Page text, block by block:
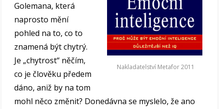
Nakladatelství Metafor 2011
Golemana, která
naprosto mění
pohled na to, co to
znamená být chytrý.
Je „chytrost“ něčím,
co je člověku předem
dáno, aniž by na tom
mohl něco změnit? Donedávna se myslelo, že ano